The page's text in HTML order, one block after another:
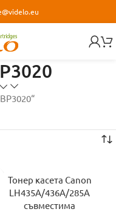
Тонер касета Canon
LH435A/436A/285A
съвместима